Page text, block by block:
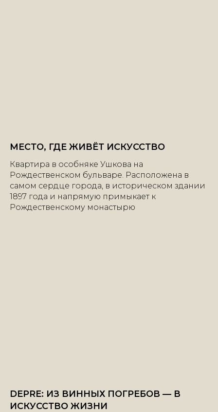
МЕСТО, ГДЕ ЖИВЁТ ИСКУССТВО
Квартира в особняке Ушкова на
Рождественском бульваре. Расположена в
самом сердце города, в историческом здании
1897 года и напрямую примыкает к
Рождественскому монастырю
DEPRE: ИЗ ВИННЫХ ПОГРЕБОВ — В
ИСКУССТВО ЖИЗНИ